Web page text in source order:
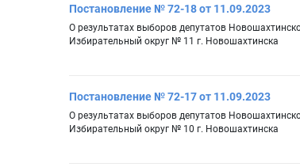
Постановление № 72-18 от 11.09.2023
О результатах выборов депутатов
Избирательный округ № 11 г. Новошахтинска
Постановление № 72-17 от 11.09.2023
О результатах выборов депутатов
Избирательный округ № 10 г. Новошахтинска